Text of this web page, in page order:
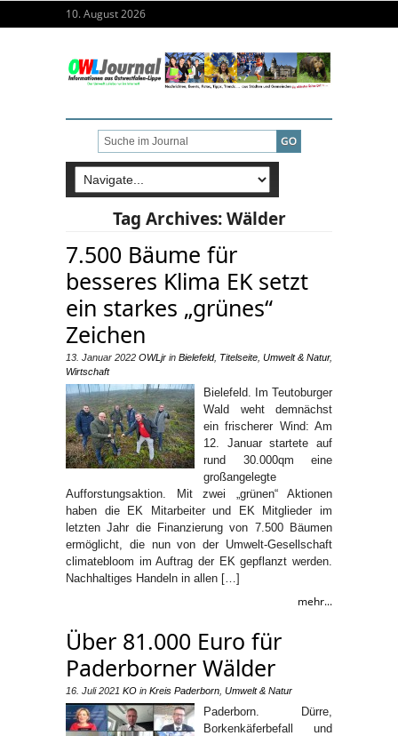
10. August 2026
Tag Archives:Wälder
7.500 Bäume für
besseres Klima EK setzt
ein starkes „grünes“
Zeichen
13. Januar 2022 OWLjr in Bielefeld, Titelseite Umwelt & Natur,
Wirtschaft
Bielefeld. Im Teutoburger
Wald weht demnächst
ein frischerer Wind: Am
12. Januar startete auf
rund 30.000qm eine
großangelegte
Aufforstungsaktion. Mit zwei „grünen“ Aktionen
haben die EK Mitarbeiter und EK Mitglieder im
letzten Jahr die Finanzierung von 7.500 Bäumen
ermöglicht, die nun von der Umwelt-Gesellschaft
climatebloom im Auftrag der EK gepflanzt werden.
Nachhaltiges Handeln in allen […]
mehr...
Über 81.000 Euro für
Paderborner Wälder
16. Juli 2021 KO in Kreis Paderborn Umwelt & Natur
Paderborn. Dürre,
Borkenkäferbefall und